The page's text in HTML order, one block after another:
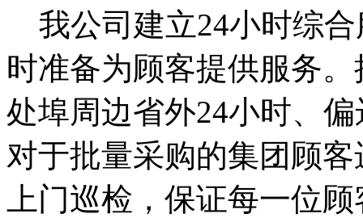
我公司建立24小时综合
时准备为顾客提供服务
处埠周边省外24小时、
对于批量采购的集团顾
上门巡检，保证每一位